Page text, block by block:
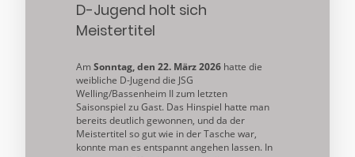
D-Jugend holt sich
Meistertitel
AmSonntag, den 22. März 2026 hatte die
weibliche D-Jugend die JSG
Welling/Bassenheim II zum letzten
Saisonspiel zu Gast. Das Hinspiel hatte man
bereits deutlich gewonnen, und da der
Meistertitel so gut wie in der Tasche war,
konnte man es entspannt angehen lassen. In